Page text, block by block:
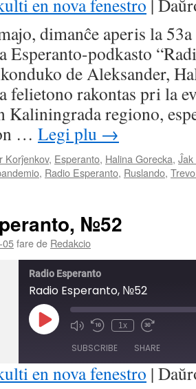
en nova fenestro |
dimanĉe aperis la
Esperanto-podkasto
de Aleksander,
felietono rakontas pri la
Kaliningrada regiono,
… Legi plu →
Korĵenkov, Esperanto, Halina Gorecka,
, Radio Esperanto, Ruslando,
№52
05fare de Redakcio
Radio Esperanto
Radio Esperanto, №52
Play
Episode Mute/Unmute
Rewind
Seconds
1x
Fast
30
seconds
SUBSCRIBE SHARE
en nova fenestro |